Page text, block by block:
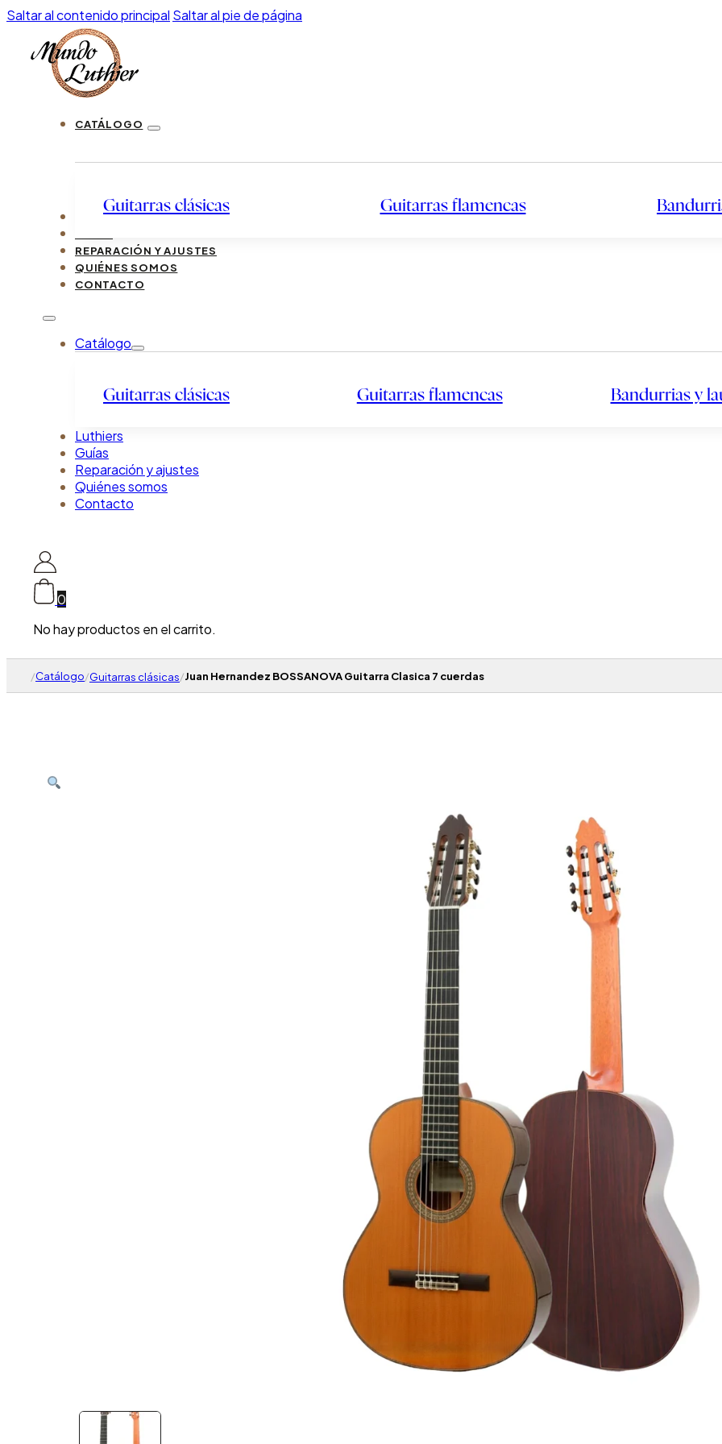
Saltar al contenido principal Saltar al pie de página
CATÁLOGO
Guitarras clásicas Guitarras flamencas
LUTHIERS
REPARACIÓN Y AJUSTES
QUIÉNES SOMOS
CONTACTO
Catálogo
Guitarras clásicas Guitarras flamencas Bandurrias y
Luthiers
Guías
Reparación y ajustes
Quiénes somos
Contacto
0
No hay productos en el carrito.
/Catálogo/Guitarras clásicas/Juan Hernandez BOSSANOVA Guitarra Clasica 7 cuerdas